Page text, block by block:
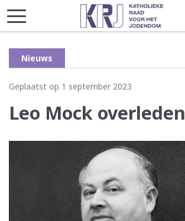
Nieuws
Geplaatst op 1 september 2023
Leo Mock overleden